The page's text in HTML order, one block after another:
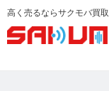
高く売るならサクモバ買取